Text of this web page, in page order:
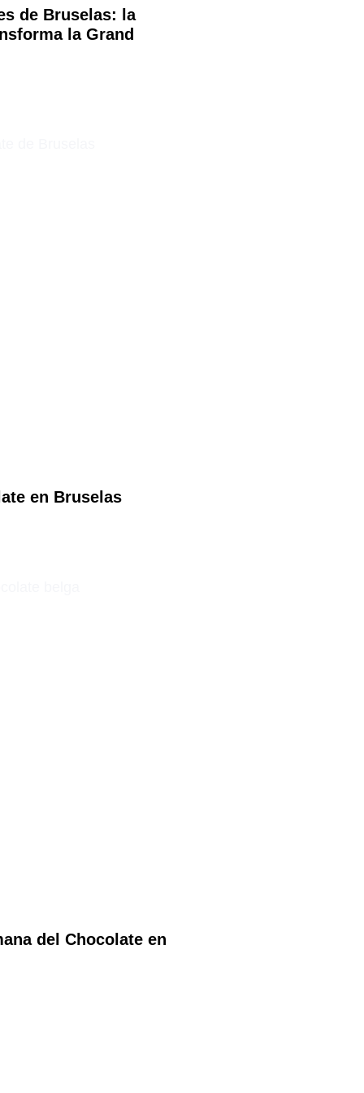
de Bruselas: la
la Grand
en Bruselas
del Chocolate en